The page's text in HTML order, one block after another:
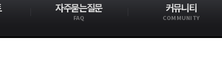
자주묻는질문
FAQ
커뮤니티
COMMUNITY